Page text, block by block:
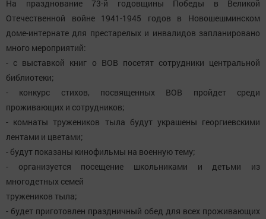
На празднование 73-й годовщины Победы в Великой
Отечественной войне 1941-1945 годов в Новошешминском
доме-интернате для престарелых и инвалидов запланировано
много мероприятий:
- с выставкой книг о ВОВ посетят сотрудники центральной
библиотеки;
- конкурс стихов, посвященных ВОВ пройдет среди
проживающих и сотрудников;
- комнаты тружеников тыла будут украшены георгиевскими
лентами и цветами;
- будут показаны кинофильмы на военную тему;
- организуется посещение школьниками и детьми из
многодетных семей
тружеников тыла;
- будет приготовлен праздничный обед для всех проживающих